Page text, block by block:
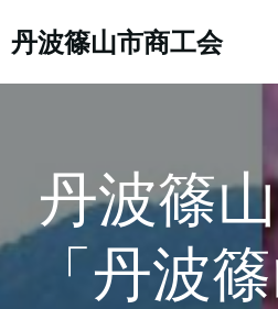
ン
ス
キ
ッ
プ
丹波篠山市商工会
丹波篠
「丹波